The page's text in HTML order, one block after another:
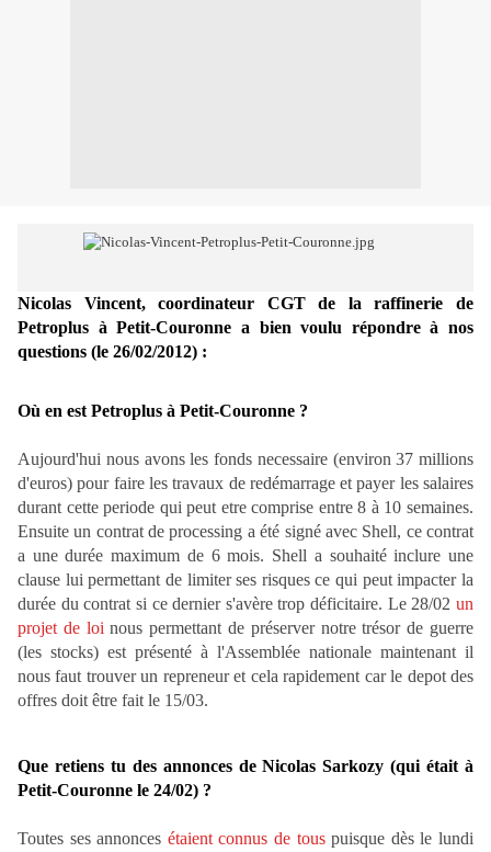
Nicolas Vincent, coordinateur CGT de la raffinerie de
Petroplus à Petit-Couronne a bien voulu répondre à nos
questions (le 26/02/2012) :
Où en est Petroplus à Petit-Couronne ?
Aujourd'hui nous avons les fonds necessaire (environ 37 millions
d'euros) pour faire les travaux de redémarrage et payer les salaires
durant cette periode qui peut etre comprise entre 8 à 10 semaines.
Ensuite un contrat de processing a été signé avec Shell, ce contrat
a une durée maximum de 6 mois. Shell a souhaité inclure une
clause lui permettant de limiter ses risques ce qui peut impacter la
durée du contrat si ce dernier s'avère trop déficitaire. Le 28/02 un
projet de loi nous permettant de préserver notre trésor de guerre
(les stocks) est présenté à l'Assemblée nationale maintenant il
nous faut trouver un repreneur et cela rapidement car le depot des
offres doit être fait le 15/03.
Que retiens tu des annonces de Nicolas Sarkozy (qui était à
Petit-Couronne le 24/02) ?
Toutes ses annonces étaient connus de touspuisque dès le lundi